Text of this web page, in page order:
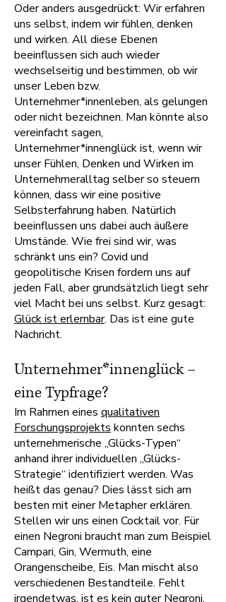
Oder anders ausgedrückt: Wir erfahren
uns selbst, indem wir fühlen, denken
und wirken. All diese Ebenen
beeinflussen sich auch wieder
wechselseitig und bestimmen, ob wir
unser Leben bzw.
Unternehmer*innenleben, als gelungen
oder nicht bezeichnen. Man könnte also
vereinfacht sagen,
Unternehmer*innenglück ist, wenn wir
unser Fühlen, Denken und Wirken im
Unternehmeralltag selber so steuern
können, dass wir eine positive
Selbsterfahrung haben. Natürlich
beeinflussen uns dabei auch äußere
Umstände. Wie frei sind wir, was
schränkt uns ein? Covid und
geopolitische Krisen fordern uns auf
jeden Fall, aber grundsätzlich liegt sehr
viel Macht bei uns selbst. Kurz gesagt:
Glück ist erlernbar. Das ist eine gute
Nachricht.
Unternehmer*innenglück –
eine Typfrage?
Im Rahmen eines qualitativen
Forschungsprojekts konnten sechs
unternehmerische „Glücks-Typen“
anhand ihrer individuellen „Glücks-
Strategie“ identifiziert werden. Was
heißt das genau? Dies lässt sich am
besten mit einer Metapher erklären.
Stellen wir uns einen Cocktail vor. Für
einen Negroni braucht man zum Beispiel
Campari, Gin, Wermuth, eine
Orangenscheibe, Eis. Man mischt also
verschiedenen Bestandteile. Fehlt
irgendetwas, ist es kein guter Negroni.